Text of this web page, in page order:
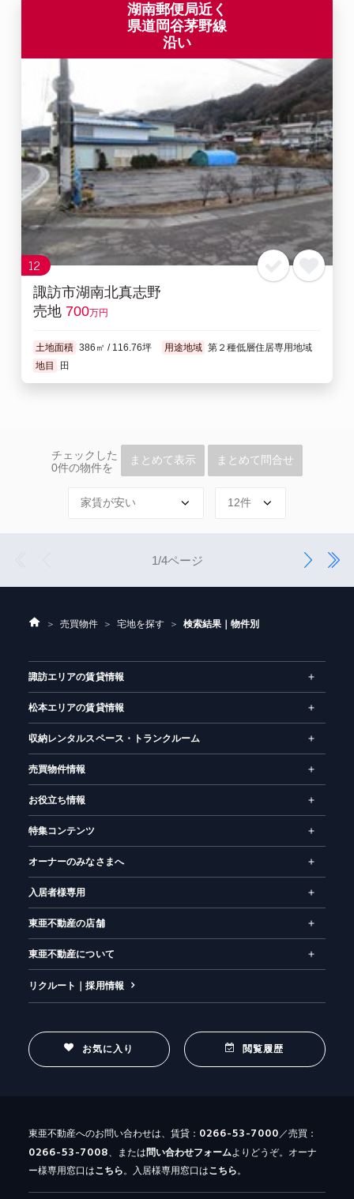
湖南郵便局近く
県道岡谷茅野線
沿い
12
諏訪市湖南北真志野
売地 700万円
土地面積 386㎡ / 116.76坪 用途地域 第２種低層住居専用地域
地目
田
チェックした
0件の物件を
まとめて表示 まとめて問合せ
4
次
へ
1/4ページ
ホ
売買物件 宅地を探す 検索結果｜物件別
諏訪エリアの賃貸情報
松本エリアの賃貸情報
収納レンタルスペース・トランクルーム
売買物件情報
お役立ち情報
特集コンテンツ
オーナーのみなさまへ
入居者様専用
東亜不動産の店舗
東亜不動産について
リクルート｜採用情報
お気に入り 閲覧履歴
東亜不動産へのお問い合わせは、賃貸： 0266-53-7000／売買：
0266-53-7008、または 問い合わせフォームよりどうぞ。オーナ
ー様専用窓口はこちら。入居様専用窓口はこちら。